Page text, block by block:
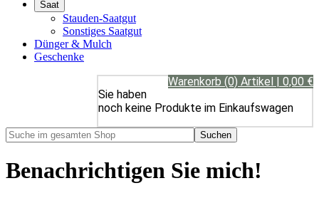
Saat
Stauden-Saatgut
Sonstiges Saatgut
Dünger & Mulch
Geschenke
Warenkorb (0) Artikel | 0,00 €
Sie haben
noch keine Produkte im Einkaufswagen
Benachrichtigen Sie mich!